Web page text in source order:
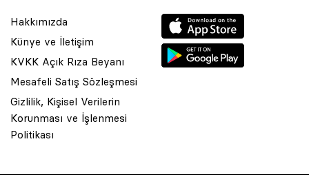
Hakkımızda
Künye ve İletişim
KVKK Açık Rıza Beyanı
Mesafeli Satış Sözleşmesi
Gizlilik, Kişisel Verilerin
Korunması ve İşlenmesi
Politikası
© 2001 Rota Yayın Yapım Tanıtım Tic. Ltd. Şti. Bu Sitede Bulunan
Asquared WordPress Agencytarafından tasarlanmış ve